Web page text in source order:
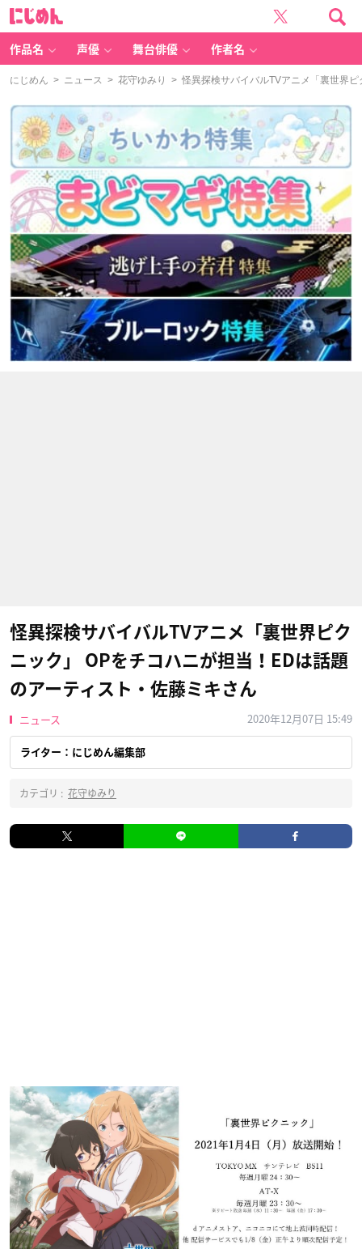
作品名 声優 舞台俳優 作者名
にじめん > ニュース > 花守ゆみり > 怪異探検サバイバルTVアニメ「裏世界
怪異探検サバイバルTVアニメ「裏世界ピク
ニック」 OPをチコハニが担当！EDは話題
のアーティスト・佐藤ミキさん
ニュース 2020年12月07日 15:49
ライター：にじめん編集部
カテゴリ : 花守ゆみり